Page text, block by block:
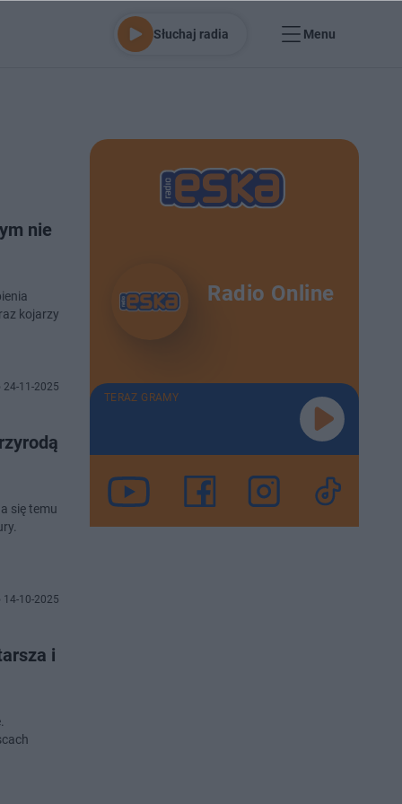
Słuchaj radia Menu
nie
kojarzy
24-11-2025
się temu
14-10-2025
i
Radio Online
TERAZ GRAMY